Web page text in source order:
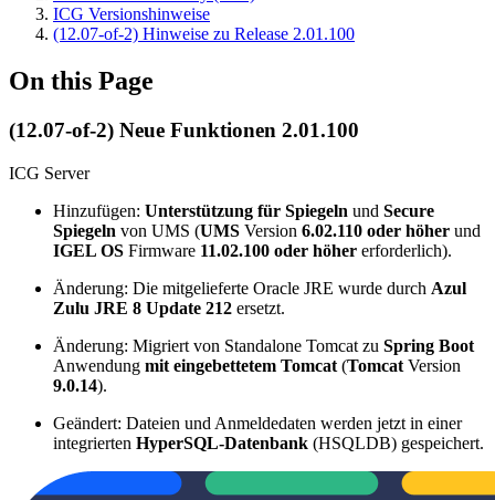
ICG Versionshinweise
(12.07-of-2) Hinweise zu Release 2.01.100
On this Page
(12.07-of-2) Neue Funktionen 2.01.100
ICG Server
Hinzufügen: Unterstützung für Spiegeln und Secure
Spiegeln von UMS (UMS Version 6.02.110 oder höher und
IGEL OS Firmware 11.02.100 oder höher erforderlich).
Änderung: Die mitgelieferte Oracle JRE wurde durch Azul
Zulu JRE 8 Update 212 ersetzt.
Änderung: Migriert von Standalone Tomcat zu Spring Boot
Anwendung mit eingebettetem Tomcat (Tomcat Version
9.0.14).
Geändert: Dateien und Anmeldedaten werden jetzt in einer
integrierten HyperSQL-Datenbank (HSQLDB) gespeichert.